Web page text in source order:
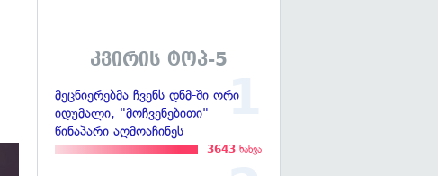
კვირის ტოპ-5
მეცნიერებმა ჩვენს დნმ-ში ორი
იდუმალი, "მოჩვენებითი"
წინაპარი აღმოაჩინეს
3643 ნახვა